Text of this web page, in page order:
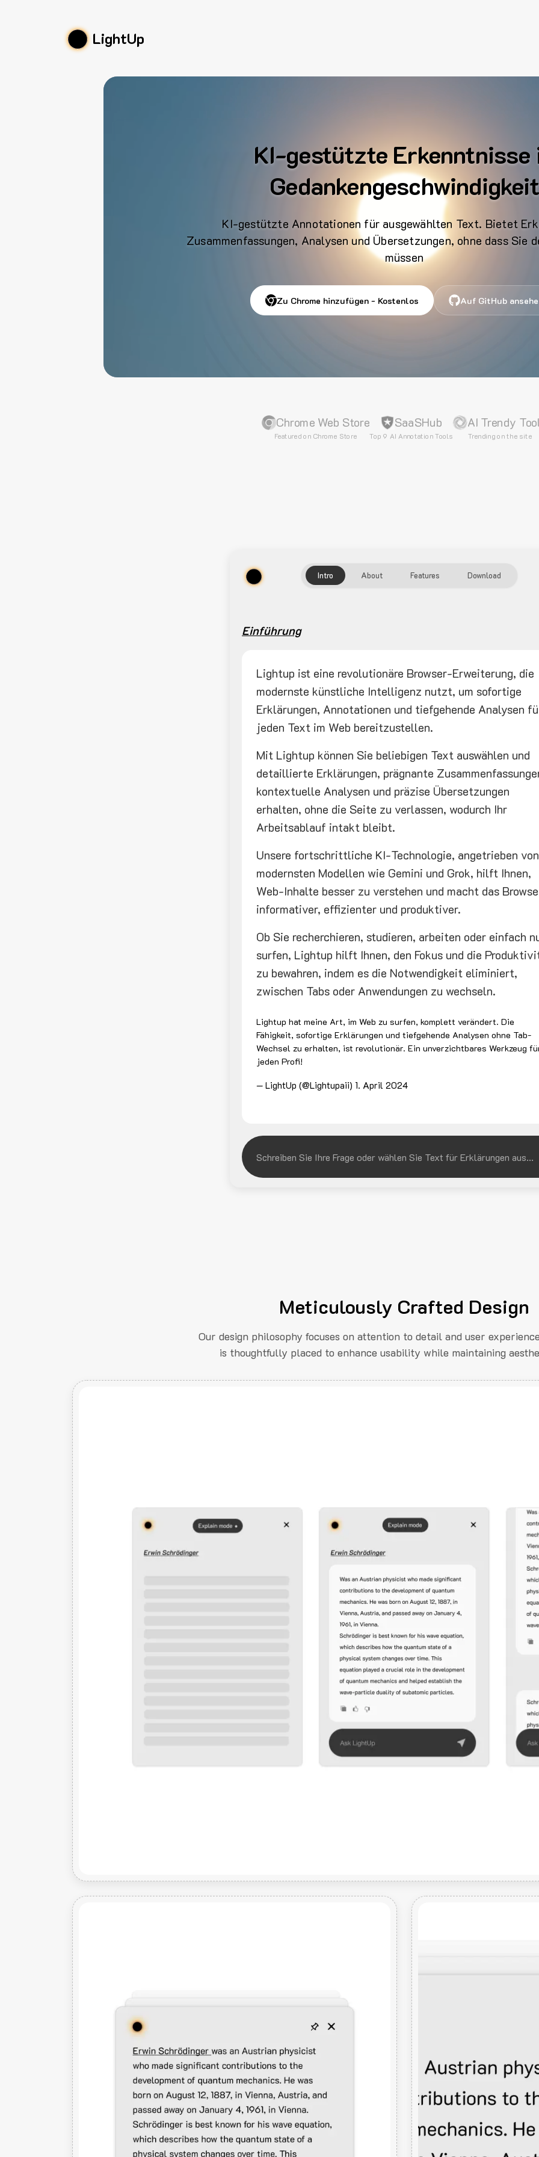
LightUp
KI-gestützte Erkenntnisse
Gedankengeschwindigkeit
KI-gestützte Annotationen für ausgewählten Text. Bietet
Zusammenfassungen, Analysen und Übersetzungen, ohne dass Sie
müssen
Zu Chrome hinzufügen - Kostenlos Auf GitHub
Chrome Web Store
Featured on Chrome Store
SaaSHub
Top 9 AI Annotation Tools
AI Trendy
Trending on the site
Intro About Features Download
Einführung
Lightup ist eine revolutionäre Browser-Erweiterung, die
modernste künstliche Intelligenz nutzt, um sofortige
Erklärungen, Annotationen und tiefgehende Analysen
jeden Text im Web bereitzustellen.
Mit Lightup können Sie beliebigen Text auswählen und
detaillierte Erklärungen, prägnante
kontextuelle Analysen und präzise Übersetzungen
erhalten, ohne die Seite zu verlassen, wodurch Ihr
Arbeitsablauf intakt bleibt.
Unsere fortschrittliche KI-Technologie, angetrieben von
modernsten Modellen wie Gemini und Grok, hilft Ihnen,
Web-Inhalte besser zu verstehen und macht das
informativer, effizienter und produktiver.
Ob Sie recherchieren, studieren, arbeiten oder einfach
surfen, Lightup hilft Ihnen, den Fokus und die
zu bewahren, indem es die Notwendigkeit eliminiert,
zwischen Tabs oder Anwendungen zu wechseln.
Lightup hat meine Art, im Web zu surfen, komplett verändert. Die
Fähigkeit, sofortige Erklärungen und tiefgehende Analysen ohne Tab-
Wechsel zu erhalten, ist revolutionär. Ein unverzichtbares Werkzeug
jeden Profi!
— LightUp (@Lightupaii) 1. April 2024
Meticulously Crafted Design
Our design philosophy focuses on attention to detail and user
is thoughtfully placed to enhance usability while maintaining